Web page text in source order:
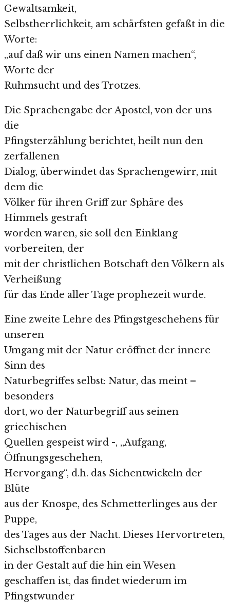
Gewaltsamkeit,
Selbstherrlichkeit, am schärfsten gefaßt in die
Worte:
„auf daß wir uns einen Namen machen“,
Worte der
Ruhmsucht und des Trotzes.
Die Sprachengabe der Apostel, von der uns
die
Pfingsterzählung berichtet, heilt nun den
zerfallenen
Dialog, überwindet das Sprachengewirr, mit
dem die
Völker für ihren Griff zur Sphäre des
Himmels gestraft
worden waren, sie soll den Einklang
vorbereiten, der
mit der christlichen Botschaft den Völkern als
Verheißung
für das Ende aller Tage prophezeit wurde.
Eine zweite Lehre des Pfingstgeschehens für
unseren
Umgang mit der Natur eröffnet der innere
Sinn des
Naturbegriffes selbst: Natur, das meint –
besonders
dort, wo der Naturbegriff aus seinen
griechischen
Quellen gespeist wird -, „Aufgang,
Öffnungsgeschehen,
Hervorgang“, d.h. das Sichentwickeln der
Blüte
aus der Knospe, des Schmetterlinges aus der
Puppe,
des Tages aus der Nacht. Dieses Hervortreten,
Sichselbstoffenbaren
in der Gestalt auf die hin ein Wesen
geschaffen ist, das findet wiederum im
Pfingstwunder